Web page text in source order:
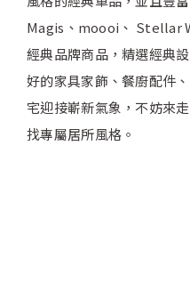
Magis、moooi、 Stellar
經典品牌商品，精選經典
好的家具家飾、餐廚配件
宅迎接嶄新氣象，不妨來
找專屬居所風格。